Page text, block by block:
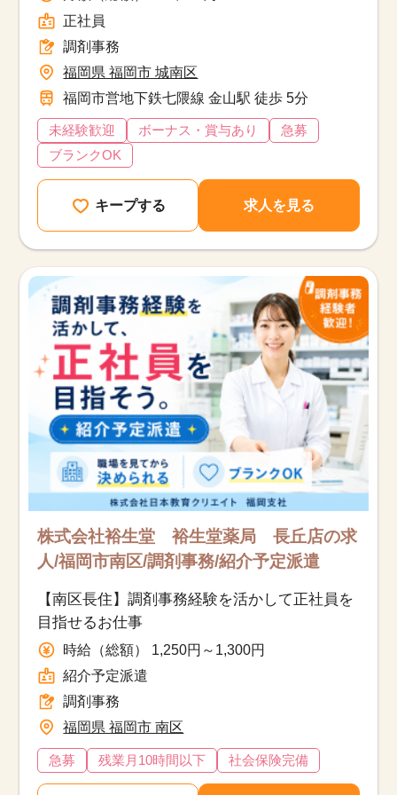
正社員
調剤事務
福岡県 福岡市 城南区
福岡市営地下鉄七隈線 金山駅 徒歩 5分
未経験歓迎 ボーナス・賞与あり
急募
ブランクOK
キープする 求人を見る
株式会社裕生堂 裕生堂薬局 長丘店の求
人/福岡市南区/調剤事務/紹介予定派遣
【南区長住】調剤事務経験を活かして正社員を
目指せるお仕事
時給（総額） 1,250円～1,300円
紹介予定派遣
調剤事務
福岡県 福岡市 南区
急募 残業月10時間以下 社会保険完備